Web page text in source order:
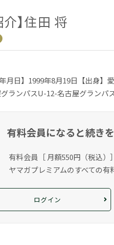
】住田 将
月日】1999年8月19日【出身
ランパスU-12-名古屋グランパ
有料会員になると続き
有料会員［ 月額550円（税込）
ヤマガプレミアムのすべての有
ログイン